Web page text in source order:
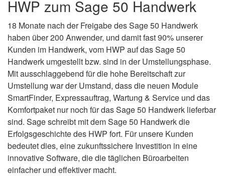
HWP zum Sage 50 Handwerk
18 Monate nach der Freigabe des Sage 50 Handwerk
haben über 200 Anwender, und damit fast 90% unserer
Kunden im Handwerk, vom HWP auf das Sage 50
Handwerk umgestellt bzw. sind in der Umstellungsphase.
Mit ausschlaggebend für die hohe Bereitschaft zur
Umstellung war der Umstand, dass die neuen Module
SmartFinder, Expressauftrag, Wartung & Service und das
Komfortpaket nur noch für das Sage 50 Handwerk lieferbar
sind. Sage schreibt mit dem Sage 50 Handwerk die
Erfolgsgeschichte des HWP fort. Für unsere Kunden
bedeutet dies, eine zukunftssichere Investition in eine
innovative Software, die die täglichen Büroarbeiten
einfacher und effektiver macht.